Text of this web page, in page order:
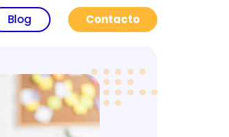
Blog Contacto